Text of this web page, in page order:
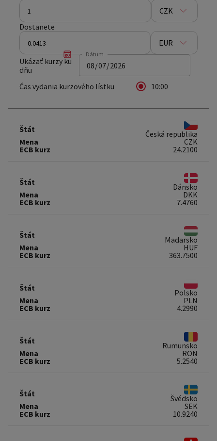
CZK
Dostanete
EUR
Ukázať kurzy ku
dňu
Dátum
Čas vydania kurzového lístku 10:00
Štát
Česká republika
Mena
CZK
ECB kurz
24.2100
Štát
Dánsko
Mena
DKK
ECB kurz
7.4760
Štát
Maďarsko
Mena
HUF
ECB kurz
363.7500
Štát
Polsko
Mena
PLN
ECB kurz
4.2990
Štát
Rumunsko
Mena
RON
ECB kurz
5.2540
Štát
Švédsko
Mena
SEK
ECB kurz
10.9240